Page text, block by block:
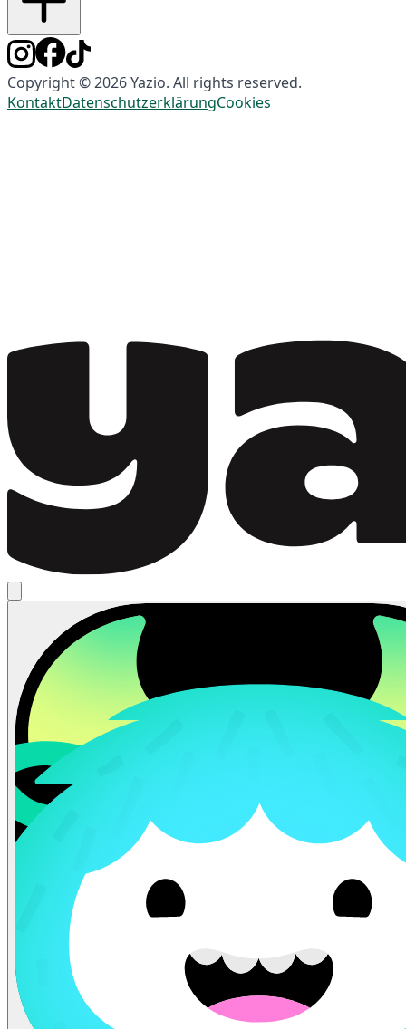
Copyright © 2026 Yazio. All rights reserved.
KontaktDatenschutzerklärungCookies